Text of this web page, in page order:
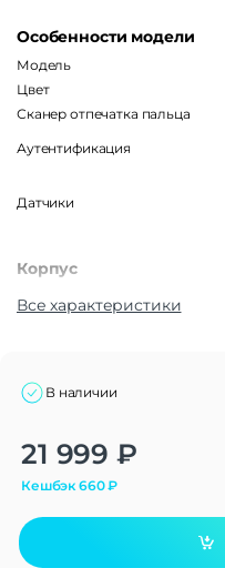
Особенности модели
Модель
Цвет
Сканер отпечатка пальца
Аутентификация
Датчики
Корпус
Тип корпуса
Вес
Операционная система
Операционная система
Функции памяти
Все характеристики
В наличии
21 999 ₽
Кешбэк660₽
Alternative: